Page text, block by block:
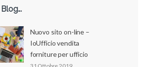
Nuovo sito on-line –
IoUfficio vendita
forniture per ufficio